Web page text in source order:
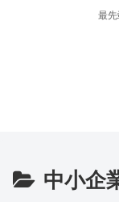
最先
中小企